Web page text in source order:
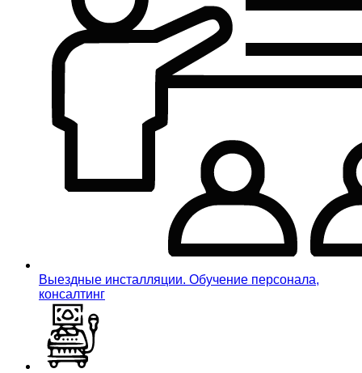
Выездные инсталляции. Обучение персонала,
консалтинг